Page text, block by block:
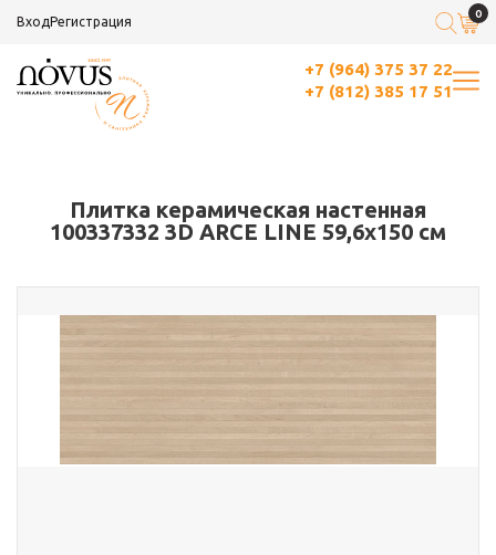
ВходРегистрация
0
+7 (964) 375 37 22
+7 (812) 385 17 51
Плитка керамическая настенная
100337332 3D ARCE LINE 59,6х150 см